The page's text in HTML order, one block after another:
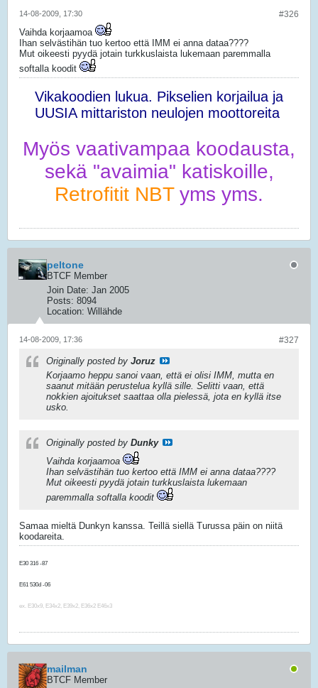
#326
14-08-2009, 17:30
Vaihda korjaamoa
Ihan selvästihän tuo kertoo että IMM ei anna dataa????
Mut oikeesti pyydä jotain turkkuslaista lukemaan paremmalla
softalla koodit
Vikakoodien lukua. Pikselien korjailua ja
UUSIA mittariston neulojen moottoreita
Myös vaativampaa koodausta,
sekä "avaimia" katiskoille,
Retrofitit NBT yms yms.
peltone
BTCF Member
Join Date: Jan 2005
Posts: 8094
Location: Willähde
#327
14-08-2009, 17:36
Originally posted by Joruz
Korjaamo heppu sanoi vaan, että ei olisi IMM, mutta en
saanut mitään perustelua kyllä sille. Selitti vaan, että
nokkien ajoitukset saattaa olla pielessä, jota en kyllä itse
usko.
Originally posted by Dunky
Vaihda korjaamoa
Ihan selvästihän tuo kertoo että IMM ei anna dataa????
Mut oikeesti pyydä jotain turkkuslaista lukemaan
paremmalla softalla koodit
Samaa mieltä Dunkyn kanssa. Teillä siellä Turussa päin on niitä
koodareita.
E30 316 -87
E61 530d -06
ex. E30x9, E34x2, E39x2, E36x2 E46x3
mailman
BTCF Member